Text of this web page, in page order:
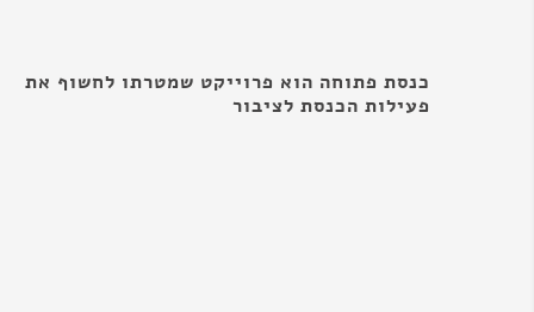
כנסת פתוחה הוא פרוייקט שמטרתו לחשוף את
פעילות הכנסת לציבור